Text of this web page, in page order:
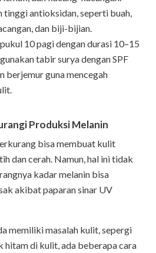
tinggi antioksidan, seperti buah,
dan biji-bijian.
10 pagi dengan durasi 10–15
tabir surya dengan SPF
berjemur guna mencegah
Produksi Melanin
bisa membuat kulit
dan cerah. Namun, hal ini tidak
kadar melanin bisa
akibat paparan sinar UV
memiliki masalah kulit, sepergi
hitam di kulit, ada beberapa cara